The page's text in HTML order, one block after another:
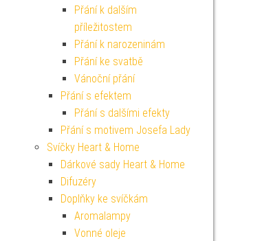
Přání k dalším
příležitostem
Přání k narozeninám
Přání ke svatbě
Vánoční přání
Přání s efektem
Přání s dalšími efekty
Přání s motivem Josefa Lady
Svíčky Heart & Home
Dárkové sady Heart & Home
Difuzéry
Doplňky ke svíčkám
Aromalampy
Vonné oleje